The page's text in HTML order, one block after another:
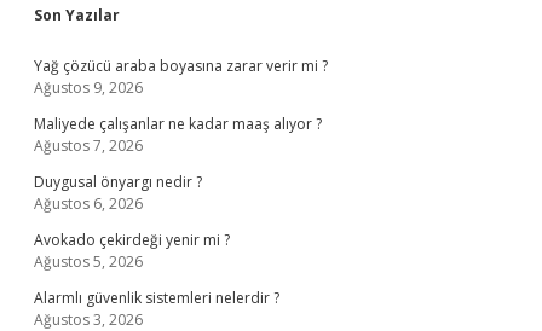
Sidebar
Son Yazılar
Yağ çözücü araba boyasına zarar verir mi ?
Ağustos 9, 2026
Maliyede çalışanlar ne kadar maaş alıyor ?
Ağustos 7, 2026
Duygusal önyargı nedir ?
Ağustos 6, 2026
Avokado çekirdeği yenir mi ?
Ağustos 5, 2026
Alarmlı güvenlik sistemleri nelerdir ?
Ağustos 3, 2026